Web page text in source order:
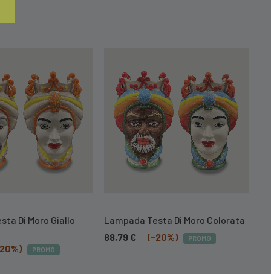
Di Moro Giallo
PROMO
Lampada Testa Di Moro Colorata
88,79 € (-20%) PROMO